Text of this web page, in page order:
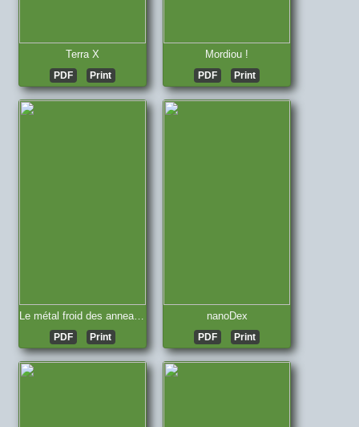
Terra X
PDF Print
Mordiou !
PDF Print
Le métal froid des anneaux de Cerbère
PDF Print
nanoDex
PDF Print